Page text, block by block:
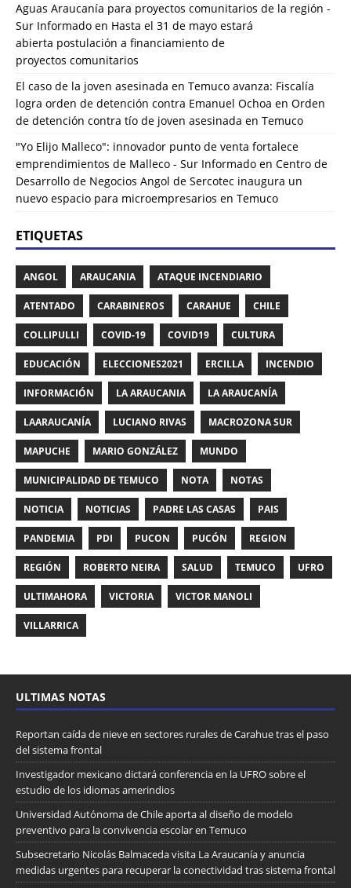
Aguas Araucanía para proyectos comunitarios de la región -
Sur Informado en Hasta el 31 de mayo estará
abierta postulación a financiamiento de
proyectos comunitarios
El caso de la joven asesinada en Temuco avanza: Fiscalía
logra orden de detención contra Emanuel Ochoa en Orden
de detención contra tío de joven asesinada en Temuco
"Yo Elijo Malleco": innovador punto de venta fortalece
emprendimientos de Malleco - Sur Informado en Centro de
Desarrollo de Negocios Angol de Sercotec inaugura un
nuevo espacio para microempresarios en Temuco
ETIQUETAS
ANGOL ARAUCANIA ATAQUE INCENDIARIO
ATENTADO CARABINEROS CARAHUE CHILE
COLLIPULLI COVID-19 COVID19 CULTURA
EDUCACIÓN ELECCIONES2021 ERCILLA INCENDIO
INFORMACIÓN LA ARAUCANIA LA ARAUCANÍA
LAARAUCANÍA LUCIANO RIVAS MACROZONA SUR
MAPUCHE MARIO GONZÁLEZ MUNDO
MUNICIPALIDAD DE TEMUCO NOTA NOTAS
NOTICIA NOTICIAS PADRE LAS CASAS PAIS
PANDEMIA PDI PUCON PUCÓN REGION
REGIÓN ROBERTO NEIRA SALUD TEMUCO UFRO
ULTIMAHORA VICTORIA VICTOR MANOLI
VILLARRICA
ULTIMAS NOTAS
Reportan caída de nieve en sectores rurales de Carahue tras el paso
del sistema frontal
Investigador mexicano dictará conferencia en la UFRO sobre el
estudio de los idiomas amerindios
Universidad Autónoma de Chile aporta al diseño de modelo
preventivo para la convivencia escolar en Temuco
Subsecretario Nicolás Balmaceda visita La Araucanía y anuncia
medidas urgentes para recuperar la conectividad tras sistema frontal